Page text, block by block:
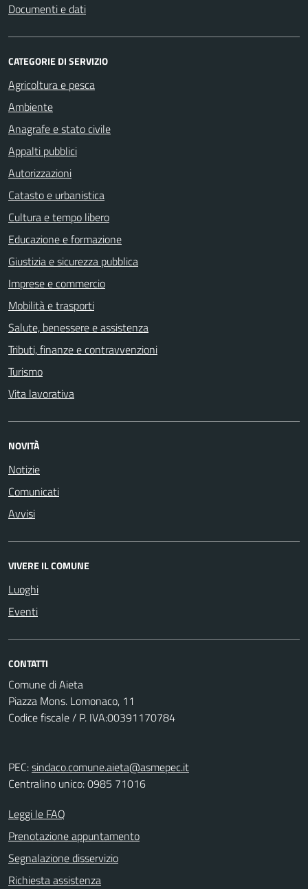
Documenti e dati
CATEGORIE DI SERVIZIO
Agricoltura e pesca
Ambiente
Anagrafe e stato civile
Appalti pubblici
Autorizzazioni
Catasto e urbanistica
Cultura e tempo libero
Educazione e formazione
Giustizia e sicurezza pubblica
Imprese e commercio
Mobilità e trasporti
Salute, benessere e assistenza
Tributi, finanze e contravvenzioni
Turismo
Vita lavorativa
NOVITÀ
Notizie
Comunicati
Avvisi
VIVERE IL COMUNE
Luoghi
Eventi
CONTATTI
Comune di Aieta
Piazza Mons. Lomonaco, 11
Codice fiscale / P. IVA:00391170784
PEC:sindaco.comune.aieta@asmepec.it
Centralino unico: 0985 71016
Leggi le FAQ
Prenotazione appuntamento
Segnalazione disservizio
Richiesta assistenza